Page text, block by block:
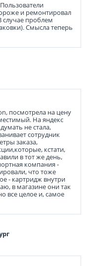
и ремонтировал
случае проблем
Смысла теперь
посмотрела на цену
На яндекс
не стала,
сотрудник
заказа,
кстати,
в тот же день,
компания -
что тоже
- картридж внутри
в магазине они так
все целое и, самое